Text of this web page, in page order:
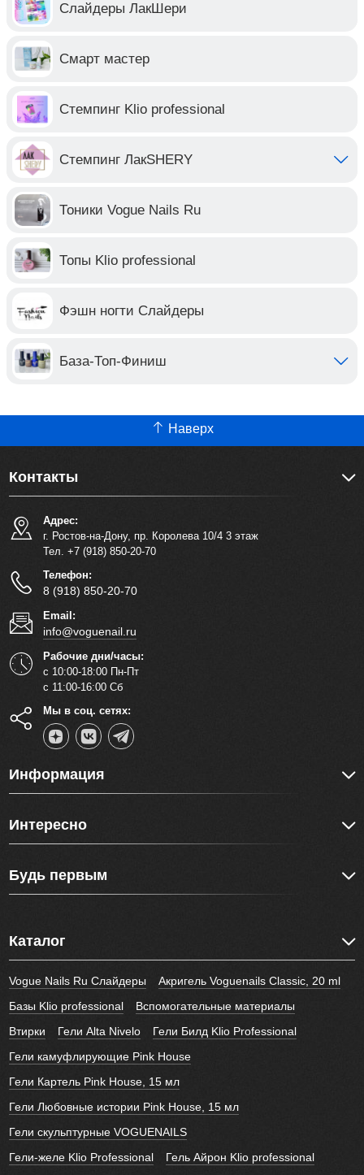
Слайдеры ЛакШери
Смарт мастер
Стемпинг Klio professional
Стемпинг ЛакSHERY
Тоники Vogue Nails Ru
Топы Klio professional
Фэшн ногти Слайдеры
База-Топ-Финиш
Наверх
Контакты
Адрес:
г. Ростов-на-Дону, пр. Королева 10/4 3 этаж
Тел. +7 (918) 850-20-70
Телефон:
8 (918) 850-20-70
Email:
info@voguenail.ru
Рабочие дни/часы:
с 10:00-18:00 Пн-Пт
с 11:00-16:00 Сб
Мы в соц. сетях:
Информация
Интересно
Будь первым
Каталог
Vogue Nails Ru Слайдеры
Акригель Voguenails Classic, 20 ml
Базы Klio professional
Вспомогательные материалы
Втирки
Гели Alta Nivelo
Гели Билд Klio Professional
Гели камуфлирующие Pink House
Гели Картель Pink House, 15 мл
Гели Любовные истории Pink House, 15 мл
Гели скульптурные VOGUENAILS
Гели-желе Klio Professional
Гель Айрон Klio professional